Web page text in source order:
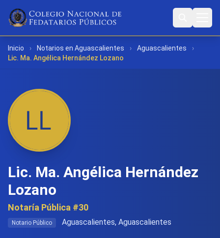
Inicio › Notarios en Aguascalientes › Aguascalientes
›
Lic. Ma. Angélica Hernández Lozano
Lic. Ma. Angélica Hernández
Lozano
Notaría Pública #30
Notario Público Aguascalientes, Aguascalientes